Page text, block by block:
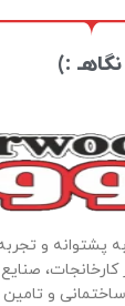
:)
کارخانجات،
و تامین